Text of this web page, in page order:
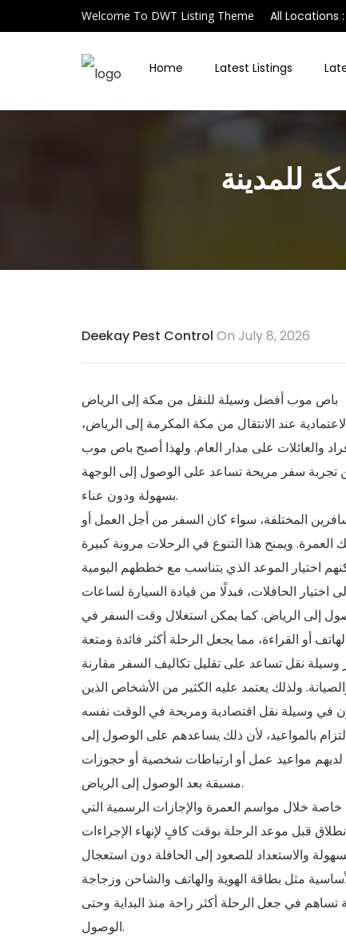
Welcome To DWT Listing Theme All Locations :
Home Latest Listings
للمدينة
Deekay Pest Control On July 8, 2026
باص موب أفضل وسيلة للنقل من مكة إلى الرياض
عند الانتقال من مكة المكرمة إلى الرياض،
والعائلات على مدار العام. ولهذا أصبح باص موب
تجربة سفر مريحة تساعد على الوصول إلى الوجهة
بسهولة ودون عناء.
المختلفة، سواء كان السفر من أجل العمل أو
العمرة. ويمنح هذا التنوع في الرحلات مرونة كبيرة
اختيار الحافلات، فبدلًا من قيادة السيارة لساعات
إلى الرياض. كما يمكن استغلال وقت السفر في
وسيلة نقل تساعد على تقليل تكاليف السفر مقارنة
ولذلك يعتمد عليه الكثير من الأشخاص الذين
بالمواعيد، لأن ذلك يساعدهم على الوصول إلى
لديهم مواعيد عمل أو ارتباطات شخصية أو حجوزات
مسبقة بعد الوصول إلى الرياض.
خلال مواسم العمرة والإجازات الرسمية التي
قبل موعد الرحلة بوقت كافٍ لإنهاء الإجراءات
مثل بطاقة الهوية والهاتف والشاحن وزجاجة
في جعل الرحلة أكثر راحة منذ البداية وحتى
الوصول.